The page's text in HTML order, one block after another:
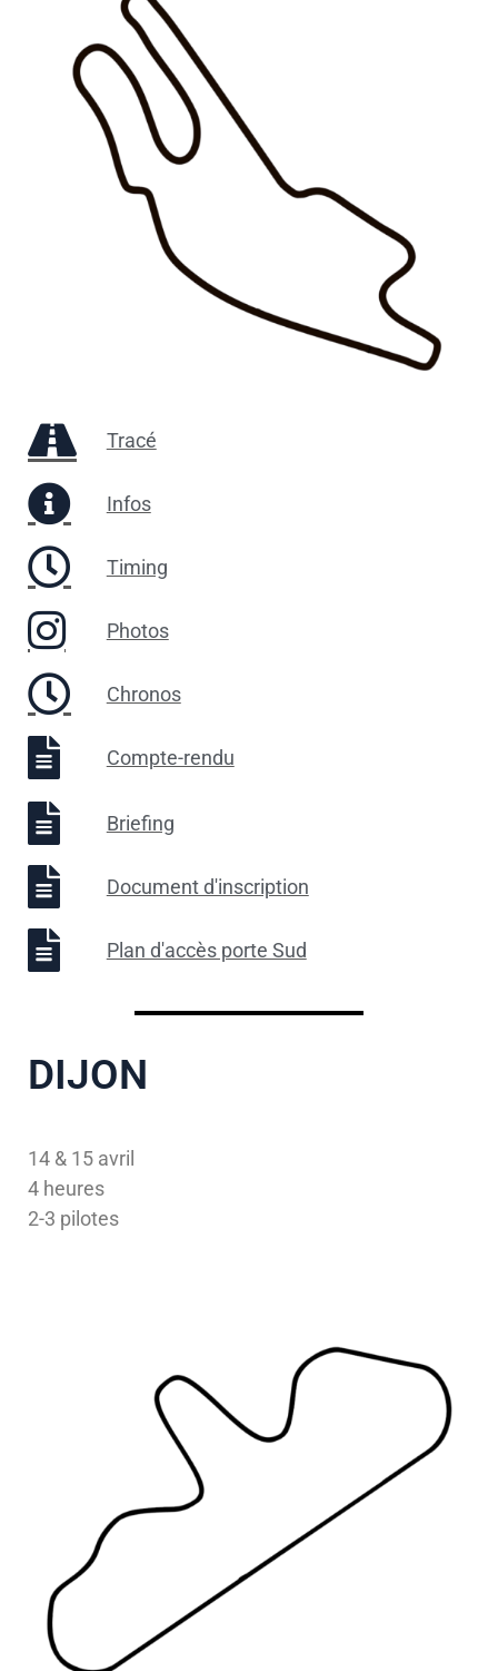
Tracé
Infos
Timing
Photos
Chronos
Compte-rendu
Briefing
Document d'inscription
Plan d'accès porte Sud
DIJON
14 & 15 avril
4 heures
2-3 pilotes